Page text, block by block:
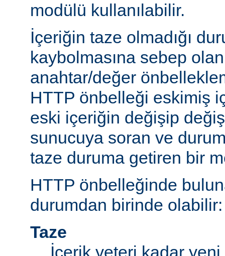
modülü kullanılabilir.
İçeriğin taze olmadığı
kaybolmasına sebep
anahtar/değer
HTTP önbelleği eskimiş
eski içeriğin değişip
sunucuya soran ve
taze duruma getiren bir
HTTP önbelleğinde
durumdan birinde olabilir:
Taze
İçerik yeteri kadar yeni